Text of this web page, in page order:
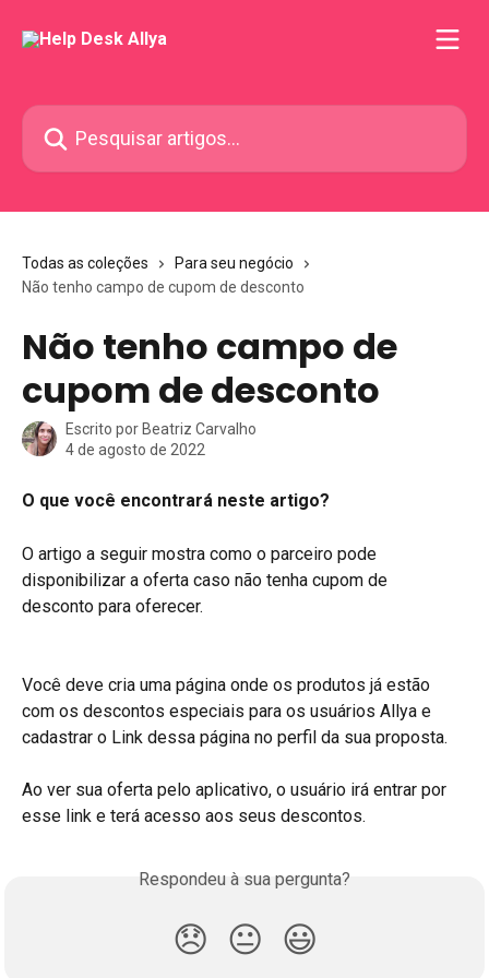
Pesquisar artigos...
Todas as coleções
Para seu negócio
Não tenho campo de cupom de desconto
Não tenho campo de
cupom de desconto
Escrito por Beatriz Carvalho
4 de agosto de 2022
O que você encontrará neste artigo?
O artigo a seguir mostra como o parceiro pode
disponibilizar a oferta caso não tenha cupom de
desconto para oferecer.
Você deve cria uma página onde os produtos já estão
com os descontos especiais para os usuários Allya e
cadastrar o Link dessa página no perfil da sua proposta.
Ao ver sua oferta pelo aplicativo, o usuário irá entrar por
esse link e terá acesso aos seus descontos.
Respondeu à sua pergunta?
😞 😐 😃